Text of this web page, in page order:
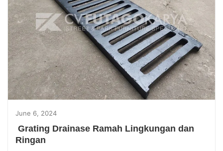
June 6, 2024
Grating Drainase Ramah Lingkungan dan
Ringan